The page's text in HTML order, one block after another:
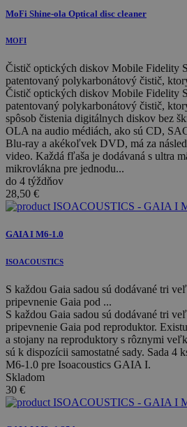
MoFi Shine-ola Optical disc cleaner
MOFI
Čistič optických diskov Mobile Fidelity
patentovaný polykarbonátový čistič,
Čistič optických diskov Mobile Fidelity
patentovaný polykarbonátový čistič,
spôsob čistenia digitálnych diskov bez
OLA na audio médiách, ako sú CD,
Blu-ray a akékoľvek DVD, má za
video. Každá fľaša je dodávaná s ultra
mikrovlákna pre jednodu...
do 4 týždňov
28,50 €
GAIA I M6-1.0
ISOACOUSTICS
S každou Gaia sadou sú dodávané tri
pripevnenie Gaia pod ...
S každou Gaia sadou sú dodávané tri
pripevnenie Gaia pod reproduktor.
a stojany na reproduktory s rôznymi
sú k dispozícii samostatné sady. Sada 4
M6-1.0 pre Isoacoustics GAIA I.
Skladom
30 €